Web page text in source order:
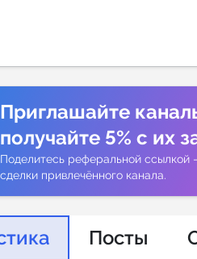
Приглашайте
получайте 5% с их
Поделитесь реферальной ссылкой
сделки привлечённого канала.
Посты